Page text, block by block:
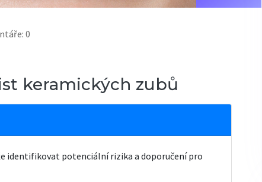
0
keramických zubů
identifikovat potenciální rizika a doporučení pro